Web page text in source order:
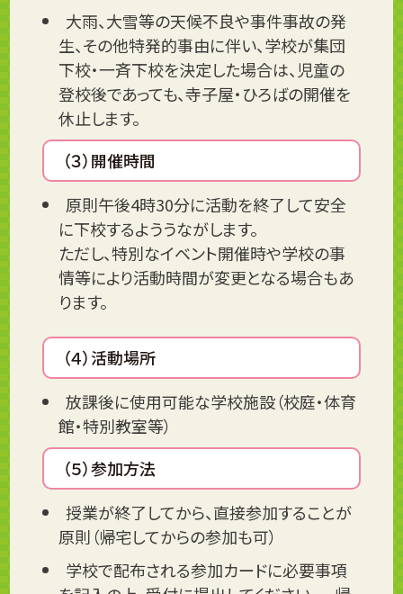
大雨、大雪等の天候不良や事件事故の発
生、その他特発的事由に伴い、学校が集団
下校・一斉下校を決定した場合は、児童の
登校後であっても、寺子屋・ひろばの開催を
休止します。
（３）開催時間
原則午後4時30分に活動を終了して安全
に下校するよううながします。
ただし、特別なイベント開催時や学校の事
情等により活動時間が変更となる場合もあ
ります。
（４）活動場所
放課後に使用可能な学校施設（校庭・体育
館・特別教室等）
（５）参加方法
授業が終了してから、直接参加することが
原則（帰宅してからの参加も可）
学校で配布される参加カードに必要事項